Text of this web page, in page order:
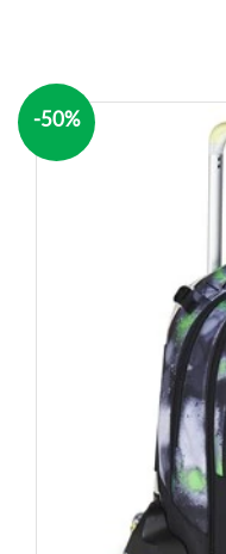
-50%